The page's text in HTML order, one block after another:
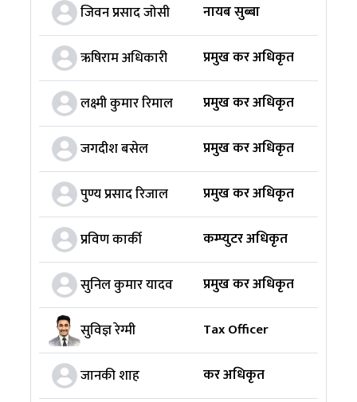
जिवन प्रसाद जोसी नायब सुब्बा
ऋषिराम अधिकारी प्रमुख कर अधिकृत
लक्ष्मी कुमार रिमाल प्रमुख कर अधिकृत
जगदीश बसेल प्रमुख कर अधिकृत
पुण्य प्रसाद रिजाल प्रमुख कर अधिकृत
प्रविण कार्की कम्प्युटर अधिकृत
सुनिल कुमार यादव प्रमुख कर अधिकृत
सुविज्ञ रेग्मी Tax Officer
जानकी शाह कर अधिकृत